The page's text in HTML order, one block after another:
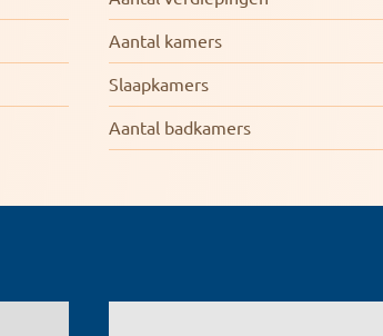
Aantal kamers
Slaapkamers
Aantal badkamers